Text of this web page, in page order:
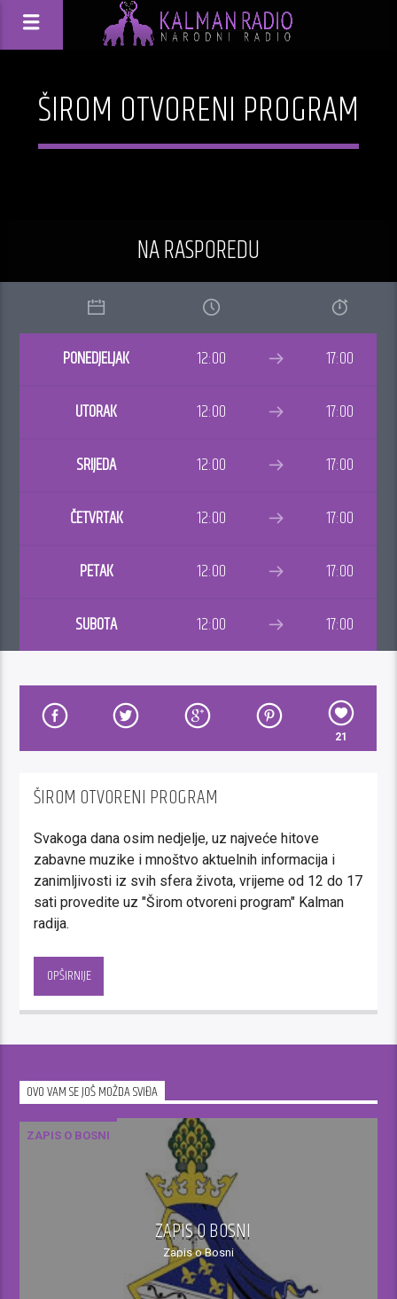
ŠIROM OTVORENI PROGRAM
NA RASPOREDU
PONEDJELJAK 12:00 17:00
UTORAK 12:00 17:00
SRIJEDA 12:00 17:00
ČETVRTAK 12:00 17:00
PETAK 12:00 17:00
SUBOTA 12:00 17:00
21
ŠIROM OTVORENI PROGRAM
Svakoga dana osim nedjelje, uz najveće hitove
zabavne muzike i mnoštvo aktuelnih informacija i
zanimljivosti iz svih sfera života, vrijeme od 12 do 17
sati provedite uz "Širom otvoreni program" Kalman
radija.
bosanskohercegovačkim gradovima, prenosimo
najsvježije informacije iz svijeta sporta, kulture,
umjetnosti, uz
kojih je vaše popodne
ljepše, vedrije i ispunjenije uz “Širom otvoreni
program” Kalman
Vremenska prognoza, izvještaj o stanju
OPŠIRNIJE
OVO VAM SE JOŠ MOŽDA SVIĐA
ZAPIS O BOSNI
ZAPIS O BOSNI
Zapis o Bosni